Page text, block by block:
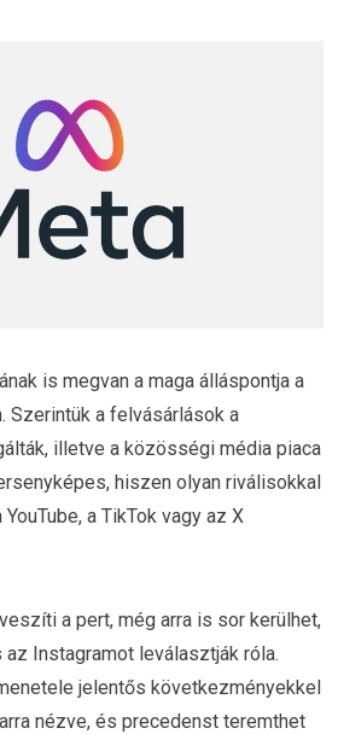
is megvan a maga álláspontja a
Szerintük a felvásárlások a
illetve a közösségi média piaca
hiszen olyan riválisokkal
a TikTok vagy az X
a pert, még arra is sor kerülhet,
Instagramot leválasztják róla.
jelentős következményekkel
nézve, és precedenst teremthet